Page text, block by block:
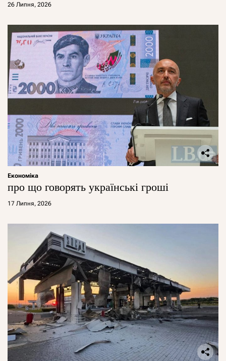
26 Липня, 2026
Економіка
про що говорять українські гроші
17 Липня, 2026